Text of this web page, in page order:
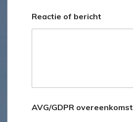
Reactie of bericht
AVG/GDPR overeenkomst